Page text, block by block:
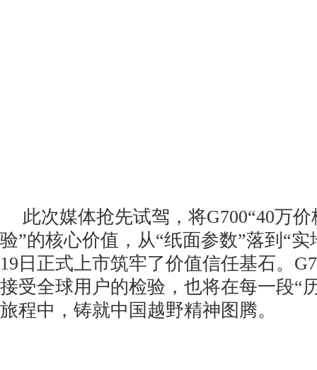
此次媒体抢先试驾，将G700“40万
验”的核心价值，从“纸面参数”落到“实
19日正式上市筑牢了价值信任基石。
接受全球用户的检验，也将在每一段“
旅程中，铸就中国越野精神图腾。